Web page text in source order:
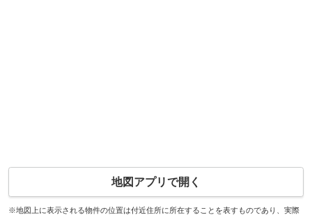
地図アプリで開く
※地図上に表示される物件の位置は付近住所に所在することを表すものであり、実際